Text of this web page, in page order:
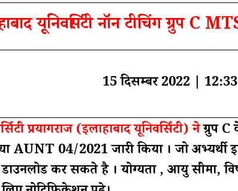
यूनिवर्सिटी नॉन टीचिंग ग्रुप C
15 दिसम्बर 2022 |
प्रयागराज (इलाहाबाद यूनिवर्सिटी) नेग्रुप C
AUNT 04/2021 जारी किया । जो
डाउनलोड कर सकते है । योग्यता , आयु सीमा,